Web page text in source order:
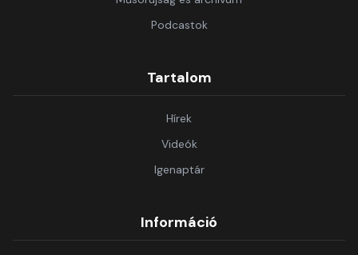
Podcastok
Tartalom
Hírek
Videók
Igenaptár
Információ